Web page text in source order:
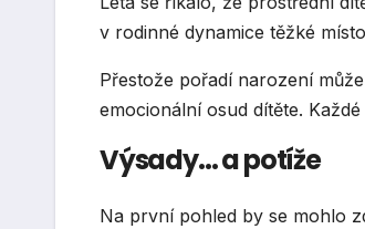
v rodinné dynamice těžké
Přestože pořadí narození
emocionální osud dítěte.
Výsady… a potíže
Na první pohled by se mohlo